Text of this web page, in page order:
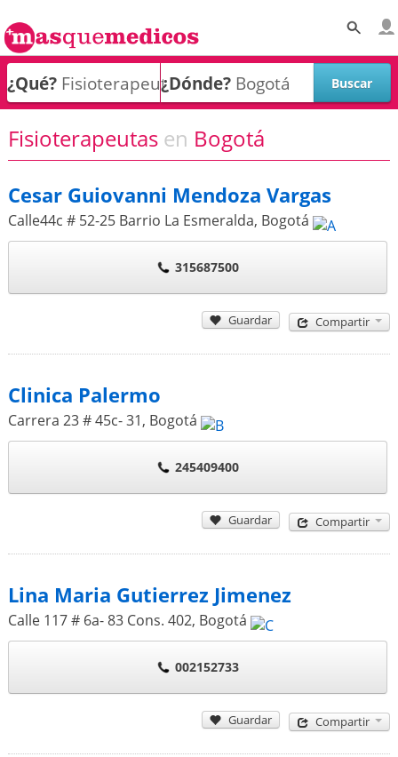
¿Qué? ¿Dónde?
Fisioterapeutas en Bogotá
Cesar Guiovanni Mendoza Vargas
Calle44c # 52-25 Barrio La Esmeralda, Bogotá
315687500
Guardar Compartir
Clinica Palermo
Carrera 23 # 45c- 31, Bogotá
245409400
Guardar Compartir
Lina Maria Gutierrez Jimenez
Calle 117 # 6a- 83 Cons. 402, Bogotá
002152733
Guardar Compartir